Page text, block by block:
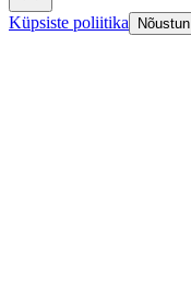
Küpsiste poliitika Nõustun